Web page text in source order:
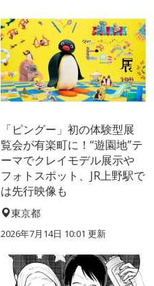
「ピングー」初の体験型展
覧会が有楽町に！“遊園地”テ
ーマでクレイモデル展示や
フォトスポット、JR上野駅で
は先行映像も
東京都
2026年7月14日 10:01 更新